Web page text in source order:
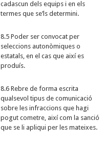
cadascun dels equips i en els
termes que se’ls determini.
8.5 Poder ser convocat per
seleccions autonòmiques o
estatals, en el cas que així es
produís.
8.6 Rebre de forma escrita
qualsevol tipus de comunicació
sobre les infraccions que hagi
pogut cometre, així com la sanció
que se li apliqui per les mateixes.